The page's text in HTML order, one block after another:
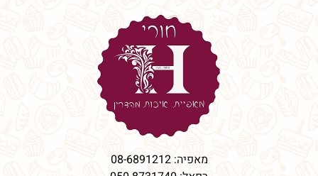
מאפיה:08-6891212